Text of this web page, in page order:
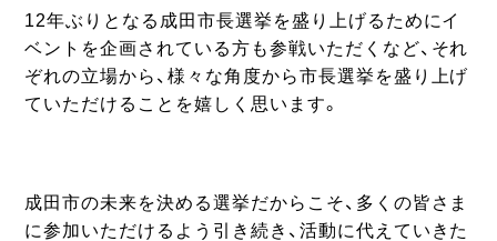
12年ぶりとなる成田市長選挙を盛り上げるためにイ
ベントを企画されている方も参戦いただくなど、それ
ぞれの立場から、様々な角度から市長選挙を盛り上げ
ていただけることを嬉しく思います。
成田市の未来を決める選挙だからこそ、多くの皆さま
に参加いただけるよう引き続き、活動に代えていきた